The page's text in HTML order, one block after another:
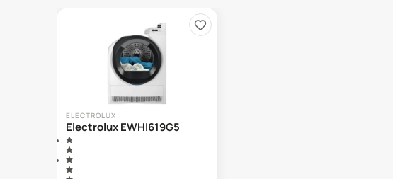
ELECTROLUX
Electrolux EWHI619G5